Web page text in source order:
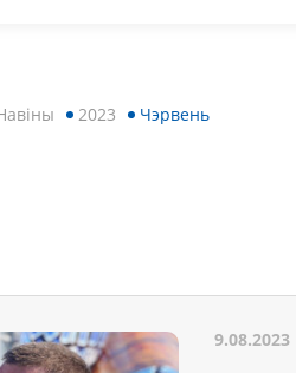
2023 Чэрвень
9.08.2023